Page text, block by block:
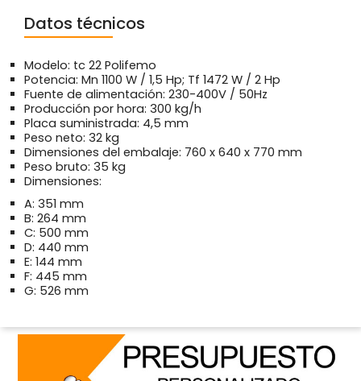
Datos técnicos
Modelo: tc 22 Polifemo
Potencia: Mn 1100 W / 1,5 Hp; Tf 1472 W / 2 Hp
Fuente de alimentación: 230-400V / 50Hz
Producción por hora: 300 kg/h
Placa suministrada: 4,5 mm
Peso neto: 32 kg
Dimensiones del embalaje: 760 x 640 x 770 mm
Peso bruto: 35 kg
Dimensiones:
A: 351 mm
B: 264 mm
C: 500 mm
D: 440 mm
E: 144 mm
F: 445 mm
G: 526 mm